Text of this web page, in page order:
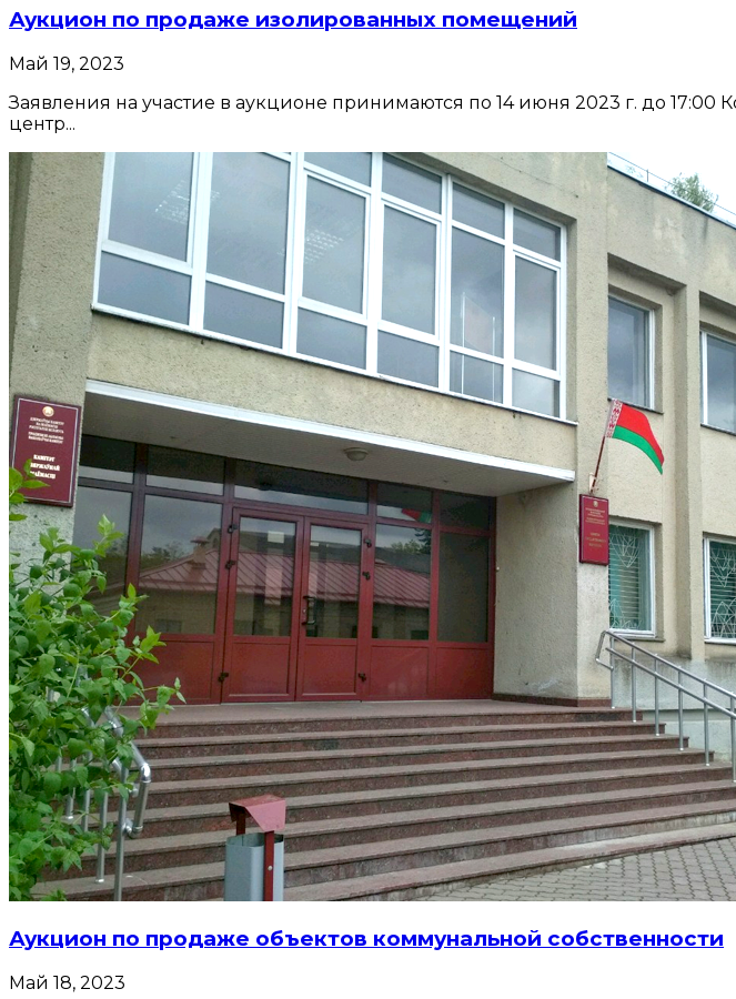
Аукцион по продаже изолированных помещений
Май 19, 2023
Заявления на участие в аукционе принимаются по 14 июня 2023 г. до
центр...
Аукцион по продаже объектов коммунальной собственности
Май 18, 2023